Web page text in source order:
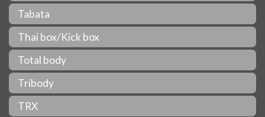
Tabata
Thai box/Kick box
Total body
Tribody
TRX